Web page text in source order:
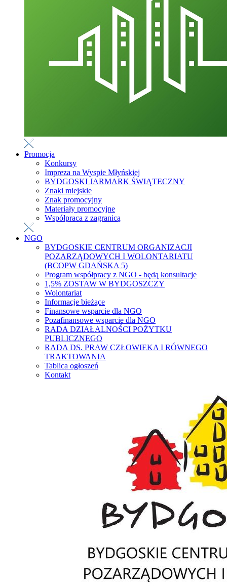
Promocja
Konkursy
Impreza na Wyspie Młyńskiej
BYDGOSKI JARMARK ŚWIĄTECZNY
Znaki miejskie
Znak promocyjny
Materiały promocyjne
Współpraca z zagranicą
NGO
BYDGOSKIE CENTRUM ORGANIZACJI
POZARZĄDOWYCH I WOLONTARIATU
(BCOPW GDAŃSKA 5)
Program współpracy z NGO - będą konsultacje
1,5% ZOSTAW W BYDGOSZCZY
Wolontariat
Informacje bieżące
Finansowe wsparcie dla NGO
Pozafinansowe wsparcie dla NGO
RADA DZIAŁALNOŚCI POŻYTKU
PUBLICZNEGO
RADA DS. PRAW CZŁOWIEKA I RÓWNEGO
TRAKTOWANIA
Tablica ogłoszeń
Kontakt